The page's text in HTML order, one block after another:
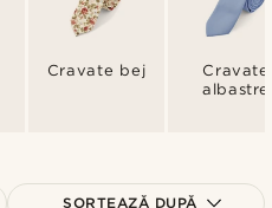
Cravate bej
Cravate
albastre
SORTEAZĂ DUPĂ